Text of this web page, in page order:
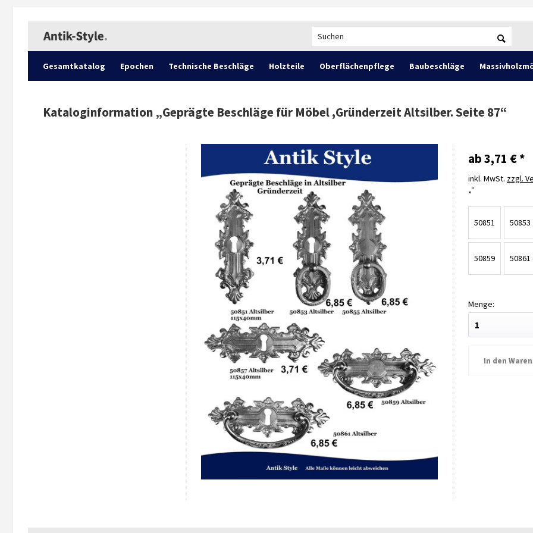
Gesamtkatalog Epochen Technische Beschläge Holzteile Oberflächenpflege Baubeschläge
Kataloginformation „Geprägte Beschläge für Möbel ,Gründerzeit Altsilber. Seite 87“
ab 3,71 € *
inkl. MwSt. zzgl.
50851 50853
50859 50861
In den